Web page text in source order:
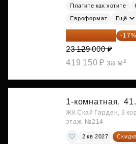
Платите как хотите
Евроформат Ещё
19 197 070 ₽ -17%
23 129 000 ₽
419 150 ₽ за м²
1-комнатная,
ЖК Скай Гарден, 3
этаж, №214
2 кв 2027